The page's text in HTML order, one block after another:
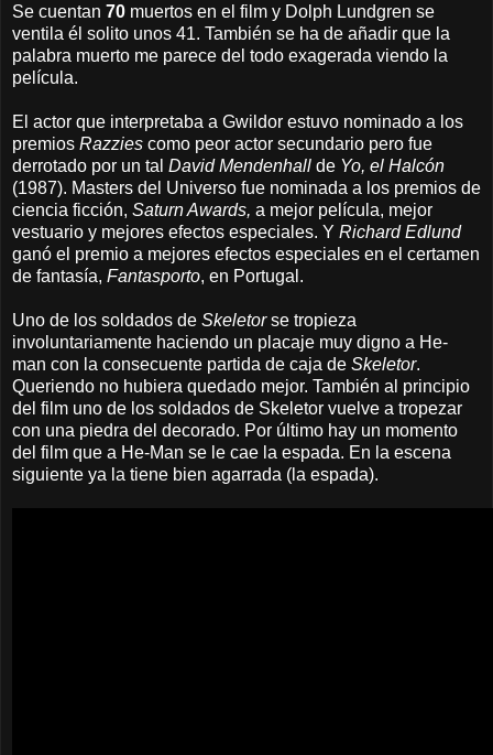
Se cuentan 70 muertos en el film y Dolph Lundgren se
ventila él solito unos 41. También se ha de añadir que la
palabra muerto me parece del todo exagerada viendo la
película.
El actor que interpretaba a Gwildor estuvo nominado a los
premios Razzies como peor actor secundario pero fue
derrotado por un tal David Mendenhall de Yo, el Halcón
(1987). Masters del Universo fue nominada a los premios de
ciencia ficción, Saturn Awards, a mejor película, mejor
vestuario y mejores efectos especiales. Y Richard Edlund
ganó el premio a mejores efectos especiales en el certamen
de fantasía, Fantasporto, en Portugal.
Uno de los soldados de Skeletorse tropieza
involuntariamente haciendo un placaje muy digno a He-
man con la consecuente partida de caja de Skeletor.
Queriendo no hubiera quedado mejor. También al principio
del film uno de los soldados de Skeletor vuelve a tropezar
con una piedra del decorado. Por último hay un momento
del film que a He-Man se le cae la espada. En la escena
siguiente ya la tiene bien agarrada (la espada).